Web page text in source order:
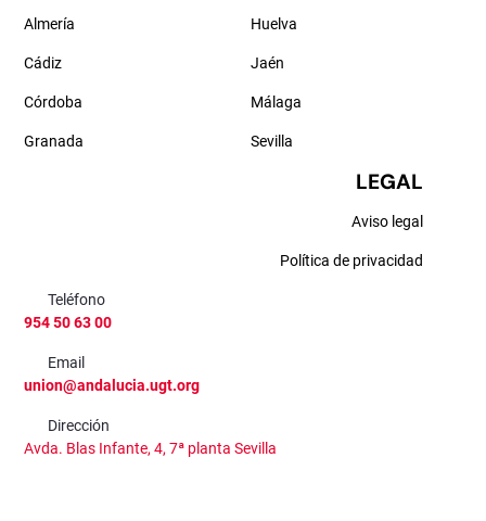
Almería
Cádiz
Córdoba
Granada
Huelva
Jaén
Málaga
Sevilla
LEGAL
Aviso legal
Política de privacidad
Teléfono
954 50 63 00
Email
union@andalucia.ugt.org
Dirección
Avda. Blas Infante, 4, 7ª planta Sevilla